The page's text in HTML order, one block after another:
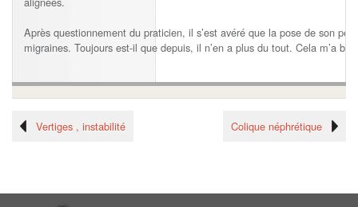
Après questionnement du praticien, il s’est avéré que la pose de son
migraines. Toujours est-il que depuis, il n’en a plus du tout. Cela m’a
Colique néphrétique
Vertiges , instabilité